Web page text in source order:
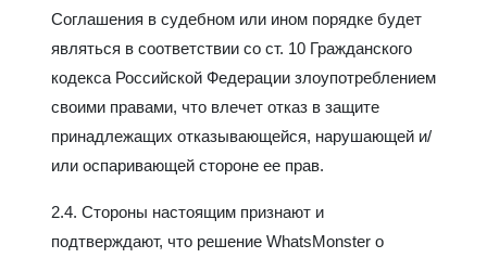
Соглашения в судебном или ином порядке будет
являться в соответствии со ст. 10 Гражданского
кодекса Российской Федерации злоупотреблением
своими правами, что влечет отказ в защите
принадлежащих отказывающейся, нарушающей и/
или оспаривающей стороне ее прав.
2.4. Стороны настоящим признают и
подтверждают, что решение WhatsMonster о